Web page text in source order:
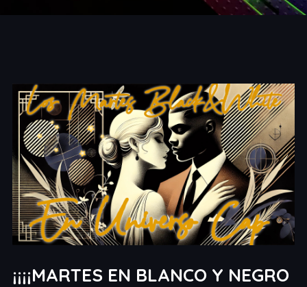
¡¡¡¡MARTES EN BLANCO Y NEGRO